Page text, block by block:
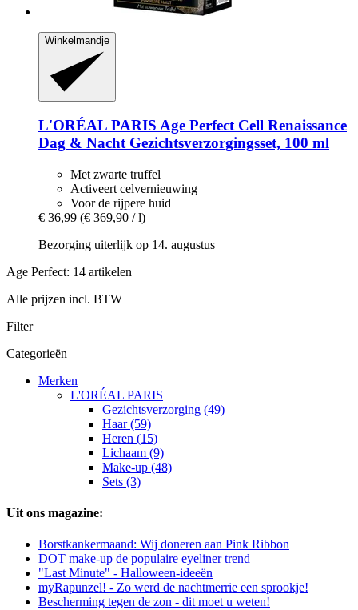
Winkelmandje
L'ORÉAL PARIS Age Perfect Cell Renaissance
Dag & Nacht Gezichtsverzorgingsset, 100 ml
Met zwarte truffel
Activeert celvernieuwing
Voor de rijpere huid
€ 36,99 (€ 369,90 / l)
Bezorging uiterlijk op 14. augustus
Age Perfect: 14 artikelen
Alle prijzen incl. BTW
Filter
Categorieën
Merken
L'ORÉAL PARIS
Gezichtsverzorging (49)
Haar (59)
Heren (15)
Lichaam (9)
Make-up (48)
Sets (3)
Uit ons magazine:
Borstkankermaand: Wij doneren aan Pink Ribbon
DOT make-up de populaire eyeliner trend
"Last Minute" - Halloween-ideeën
myRapunzel! - Zo werd de nachtmerrie een sprookje!
Bescherming tegen de zon - dit moet u weten!